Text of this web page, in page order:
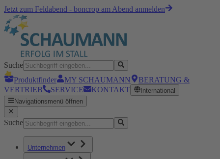
Jetzt zum Feldabend - boncrop am Abend anmelden
Suche
Produktfinder
MY SCHAUMANN
BERATUNG &
VERTRIEB
SERVICE KONTAKT
International
Navigationsmenü öffnen
Suche
Unternehmen